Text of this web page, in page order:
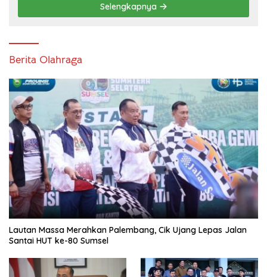
Selengkapnya
Berita Olahraga
Lautan Massa Merahkan Palembang, Cik Ujang Lepas Jalan
Santai HUT ke-80 Sumsel